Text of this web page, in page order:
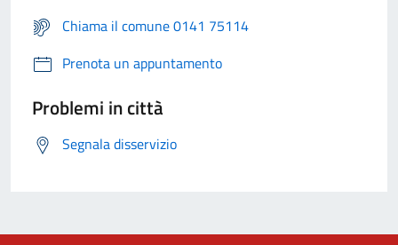
Chiama il comune 0141 75114
Prenota un appuntamento
Problemi in città
Segnala disservizio